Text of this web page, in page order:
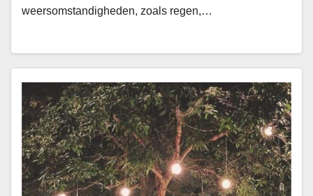
weersomstandigheden, zoals regen,…